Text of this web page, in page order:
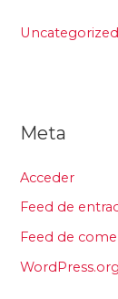
Uncategorized
Meta
Acceder
Feed de
Feed de
WordPress.org